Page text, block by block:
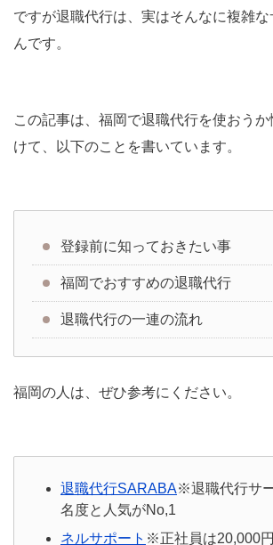
ですが退職代行は、実はそんなに複雑
んです。
この記事は、福岡で退職代行を使おう
けて、以下のことを書いています。
登録前に知っておきたい事
福岡でおすすめの退職代行
退職代行の一連の流れ
福岡の人は、ぜひ参考にください。
退職代行SARABA※退職代行サ
名度と人気がNo,1
ネルサポート ※正社員は20,000